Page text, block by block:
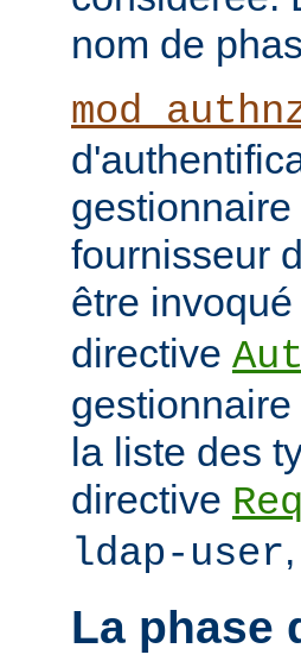
nom de
fournisseur
être
directive
la liste des
directive
ldap-user,
La phase